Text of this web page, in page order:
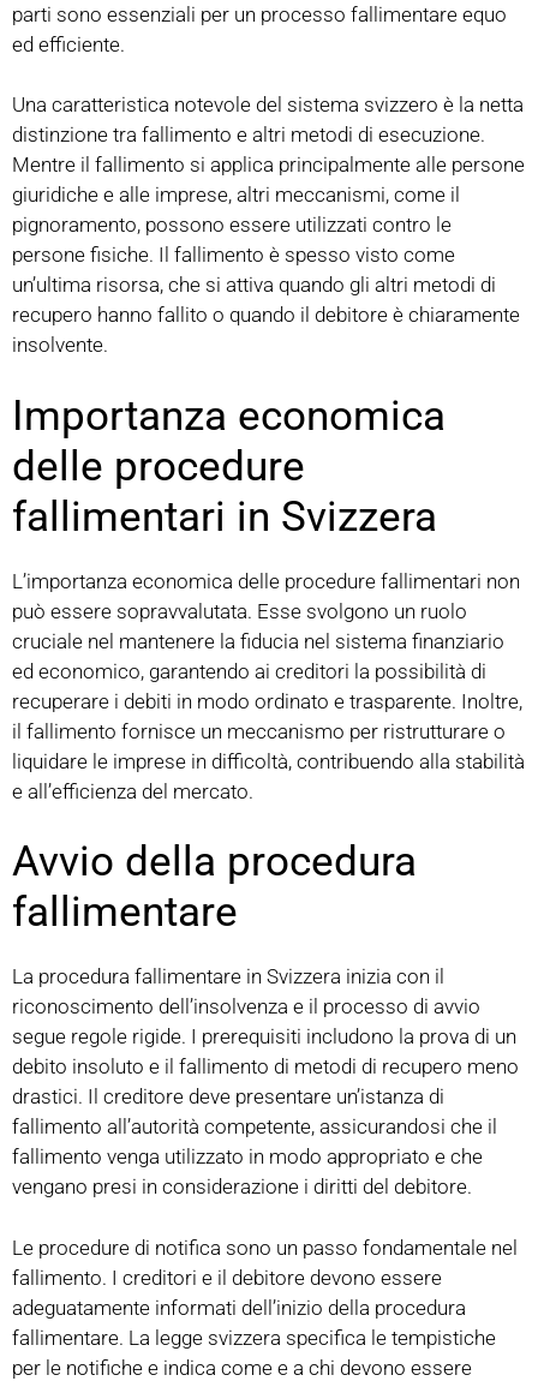
parti sono essenziali per un processo fallimentare equo
ed efficiente.
Una caratteristica notevole del sistema svizzero è la netta
distinzione tra fallimento e altri metodi di esecuzione.
Mentre il fallimento si applica principalmente alle persone
giuridiche e alle imprese, altri meccanismi, come il
pignoramento, possono essere utilizzati contro le
persone fisiche. Il fallimento è spesso visto come
un’ultima risorsa, che si attiva quando gli altri metodi di
recupero hanno fallito o quando il debitore è chiaramente
insolvente.
Importanza economica
delle procedure
fallimentari in Svizzera
L’importanza economica delle procedure fallimentari non
può essere sopravvalutata. Esse svolgono un ruolo
cruciale nel mantenere la fiducia nel sistema finanziario
ed economico, garantendo ai creditori la possibilità di
recuperare i debiti in modo ordinato e trasparente. Inoltre,
il fallimento fornisce un meccanismo per ristrutturare o
liquidare le imprese in difficoltà, contribuendo alla stabilità
e all’efficienza del mercato.
Avvio della procedura
fallimentare
La procedura fallimentare in Svizzera inizia con il
riconoscimento dell’insolvenza e il processo di avvio
segue regole rigide. I prerequisiti includono la prova di un
debito insoluto e il fallimento di metodi di recupero meno
drastici. Il creditore deve presentare un’istanza di
fallimento all’autorità competente, assicurandosi che il
fallimento venga utilizzato in modo appropriato e che
vengano presi in considerazione i diritti del debitore.
Le procedure di notifica sono un passo fondamentale nel
fallimento. I creditori e il debitore devono essere
adeguatamente informati dell’inizio della procedura
fallimentare. La legge svizzera specifica le tempistiche
per le notifiche e indica come e a chi devono essere